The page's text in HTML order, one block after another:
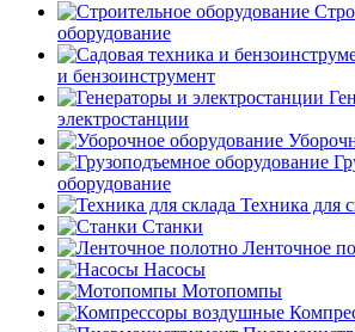
оборудование
и бензоинструмент
электростанции
оборудование
Техника для
Станки
Ленточное
Насосы
Мотопомпы